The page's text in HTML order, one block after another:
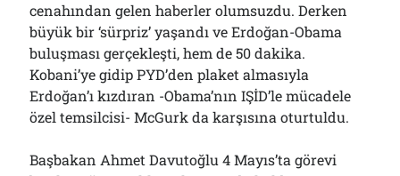
cenahından gelen haberler olumsuzdu. Derken
büyük bir ‘sürpriz’ yaşandı ve Erdoğan-Obama
buluşması gerçekleşti, hem de 50 dakika.
Kobani’ye gidip PYD’den plaket almasıyla
Erdoğan’ı kızdıran -Obama’nın IŞİD’le mücadele
özel temsilcisi- McGurk da karşısına oturtuldu.
Başbakan Ahmet Davutoğlu 4 Mayıs’ta görevi